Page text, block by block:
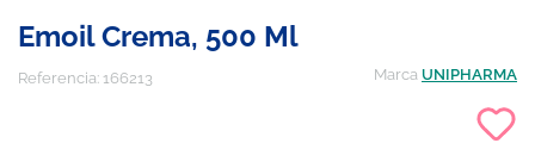
Emoil Crema, 500 Ml
Referencia: 166213 Marca UNIPHARMA